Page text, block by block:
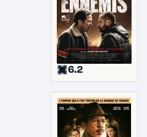
6.2